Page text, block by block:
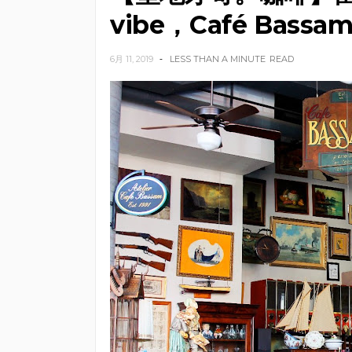
vibe，Café
6月 11, 2019 LESS THAN A MINUTE READ